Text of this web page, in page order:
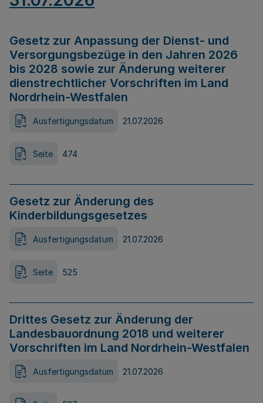
Gesetz zur Anpassung der Dienst- und
Versorgungsbezüge in den Jahren 2026
bis 2028 sowie zur Änderung weiterer
dienstrechtlicher Vorschriften im Land
Nordrhein-Westfalen
Ausfertigungsdatum 21.07.2026
Seite 474
Gesetz zur Änderung des
Kinderbildungsgesetzes
Ausfertigungsdatum 21.07.2026
Seite 525
Drittes Gesetz zur Änderung der
Landesbauordnung 2018 und weiterer
Vorschriften im Land Nordrhein-Westfalen
Ausfertigungsdatum 21.07.2026